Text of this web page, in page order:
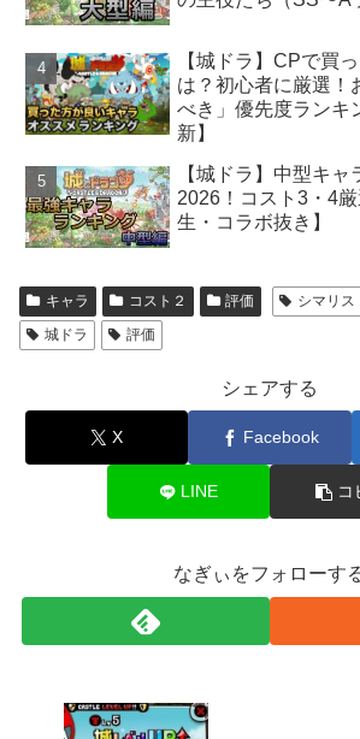
【城ドラ】CPで買
は？初心者に厳選！
べき」優先度ランキ
新】
【城ドラ】中型キ
2026！コスト3・4
生・コラボ抜き】
キャラ コスト２ 評価 シマリス
城ドラ
評価
シェアする
X Facebook
LINE コ
なぎぃをフォローす